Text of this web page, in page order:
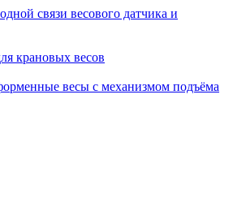
связи весового датчика и
крановых весов
весы с механизмом подъёма